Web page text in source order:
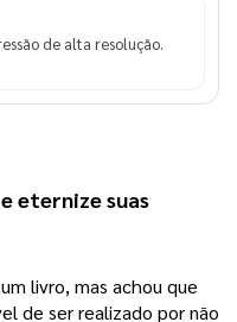
de alta resolução.
e eternize suas
livro, mas achou que
de ser realizado por não